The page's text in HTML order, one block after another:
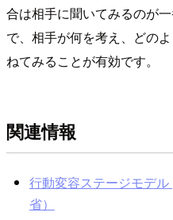
合は相手に聞いてみるのが
で、相手が何を考え、どの
ねてみることが有効です。
関連情報
行動変容ステージモデ
省）